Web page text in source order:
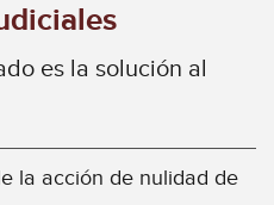
es la solución al
la acción de nulidad de